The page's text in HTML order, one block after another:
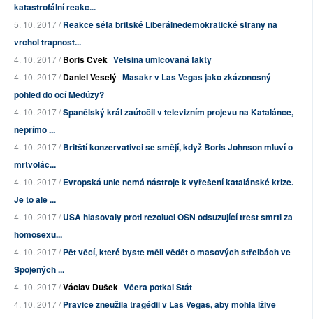
katastrofální reakc...
5. 10. 2017 /Reakce šéfa britské Liberálnědemokratické strany na
vrchol trapnost...
4. 10. 2017 /Boris Cvek Většina umlčovaná fakty
4. 10. 2017 /Daniel Veselý Masakr v Las Vegas jako zkázonosný
pohled do očí Medúzy?
4. 10. 2017 /Španělský král zaútočil v televizním projevu na Katalánce,
nepřímo ...
4. 10. 2017 /Britští konzervativci se smějí, když Boris Johnson mluví o
mrtvolác...
4. 10. 2017 /Evropská unie nemá nástroje k vyřešení katalánské krize.
Je to ale ...
4. 10. 2017 /USA hlasovaly proti rezoluci OSN odsuzující trest smrti za
homosexu...
4. 10. 2017 /Pět věcí, které byste měli vědět o masových střelbách ve
Spojených ...
4. 10. 2017 /Václav Dušek Včera potkal Stát
4. 10. 2017 /Pravice zneužila tragédii v Las Vegas, aby mohla lživě